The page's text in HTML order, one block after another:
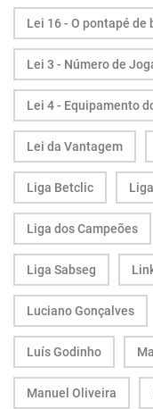
Lei 16 - O pontapé de
Lei 3 - Número de
Lei 4 - Equipamento
Lei da Vantagem
Liga Betclic
Liga dos Campeões
Liga Sabseg
Luciano Gonçalves
Luís Godinho
Manuel Oliveira